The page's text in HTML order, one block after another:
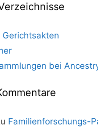
bei
Familienforschungs-